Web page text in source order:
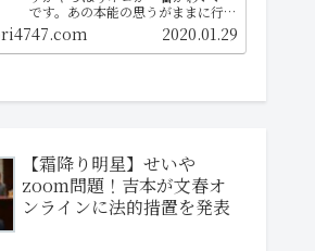
です。あの本能の思うがままに行動
する所が大好きな理由ですねぇ。
you tubeで見つけた動画をぜひど
うぞご覧くださいな！
2020.01.29
【霜降り明星】せいや
zoom問題！吉本が文春オ
ンラインに法的措置を発表